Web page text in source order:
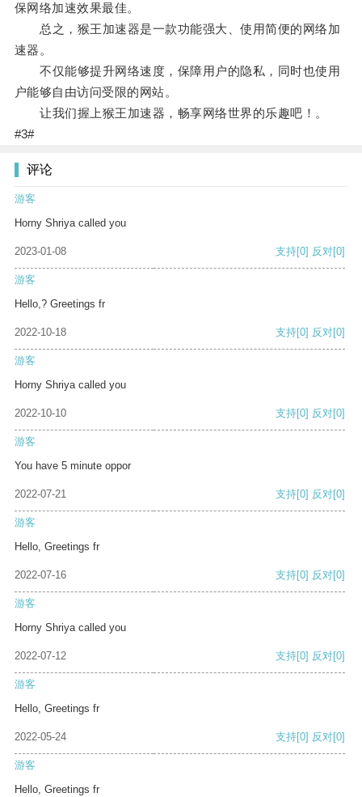
保网络加速效果最佳。
总之，猴王加速器是一款功能强大、使用简便的网络加
速器。
不仅能够提升网络速度，保障用户的隐私，同时也使用
户能够自由访问受限的网站。
让我们握上猴王加速器，畅享网络世界的乐趣吧！。
#3#
评论
游客
Horny Shriya called you
2023-01-08 支持[0] 反对[0]
游客
Hello,? Greetings fr
2022-10-18 支持[0] 反对[0]
游客
Horny Shriya called you
2022-10-10 支持[0] 反对[0]
游客
You have 5 minute oppor
2022-07-21 支持[0] 反对[0]
游客
Hello, Greetings fr
2022-07-16 支持[0] 反对[0]
游客
Horny Shriya called you
2022-07-12 支持[0] 反对[0]
游客
Hello, Greetings fr
2022-05-24 支持[0] 反对[0]
游客
Hello, Greetings fr